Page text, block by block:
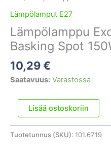
Lämpölamput E27
Lämpölamppu
Basking Spot
10,29€
Saatavuus: Varastossa
Lämpölamppu
Exoterra
Lisää ostoskoriin
Tuotetunnus (SKU): 101.6719